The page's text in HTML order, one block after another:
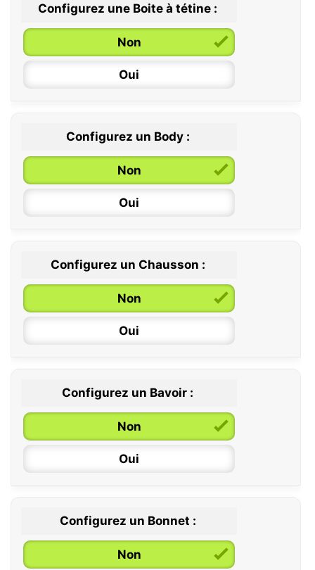
Configurez une Boite à tétine :
Non
Oui
Configurez un Body :
Non
Oui
0 / 6 mois
6 / 12 mois
12 / 18 mois
Configurez un Chausson :
Non
Oui
Configurez un Bavoir :
Non
Oui
Configurez un Bonnet :
Non